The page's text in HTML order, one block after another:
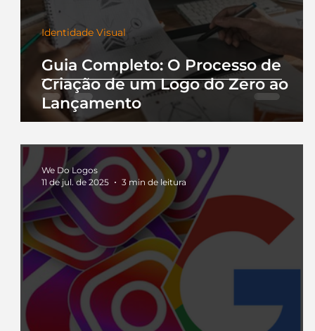
Guia Completo: O Processo de
Criação de um Logo do Zero ao
Lançamento
Identidade Visual
We Do Logos
11 de jul. de 2025
3 min de leitura